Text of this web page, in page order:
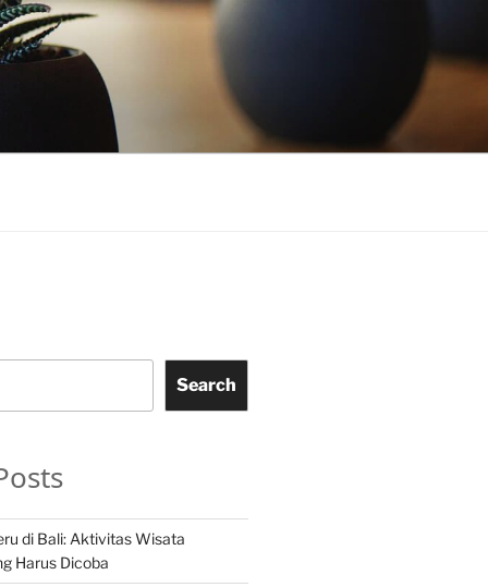
Search
di Bali: Aktivitas Wisata
Harus Dicoba